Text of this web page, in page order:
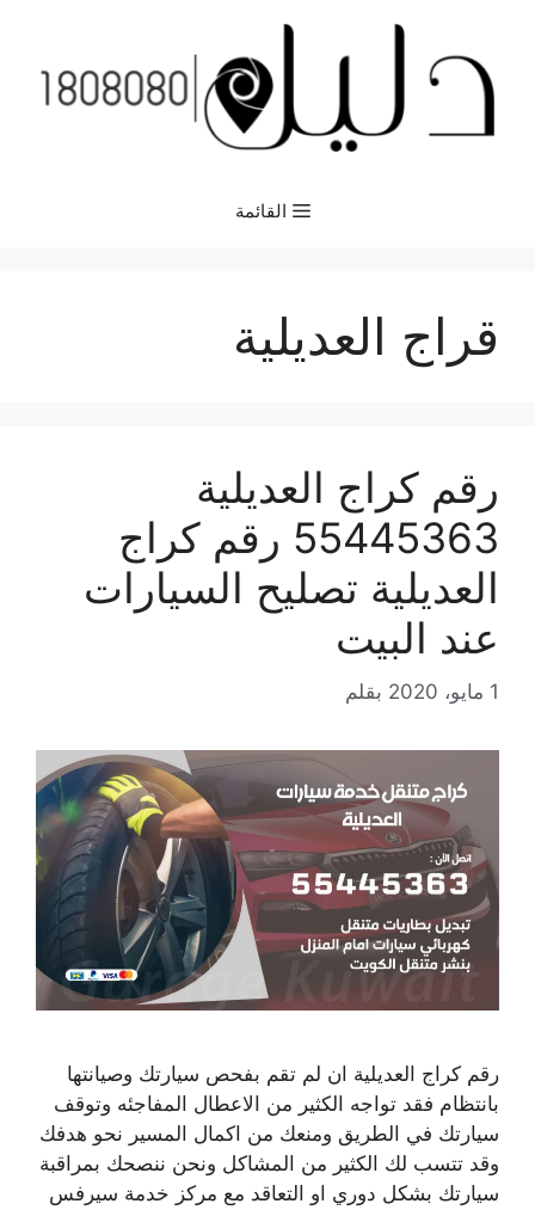
المحتوى
القائمة
قراج العديلية
رقم كراج العديلية
55445363 رقم كراج
العديلية تصليح السيارات
عند البيت
1 مايو، 2020 بقلم
رقم كراج العديلية ان لم تقم بفحص سيارتك وصيانتها
بانتظام فقد تواجه الكثير من الاعطال المفاجئه وتوقف
سيارتك في الطريق ومنعك من اكمال المسير نحو هدفك
وقد تتسب لك الكثير من المشاكل ونحن ننصحك بمراقبة
سيارتك بشكل دوري او التعاقد مع مركز خدمة سيرفس